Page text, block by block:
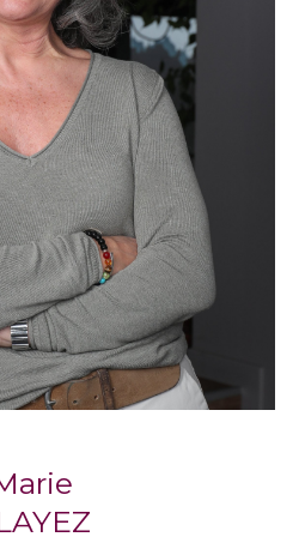
et de votre budget.
que nos agences
service de gestion
accompagner
en location de votre
: l’immobilier
: trois piliers qui
Blayez Immobilier
client, avec la
partage cette